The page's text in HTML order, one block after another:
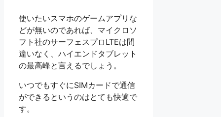
使いたいスマホのゲームアプリな
どが無いのであれば、マイクロソ
フト社のサーフェスプロLTEは間
違いなく、ハイエンドタブレット
の最高峰と言えるでしょう。
いつでもすぐにSIMカードで通信
ができるというのはとても快適で
す。